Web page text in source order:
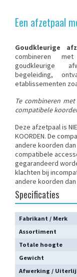
Een afzetpaal
Goudkleurige
combineren
goudkleurige
begeleiding,
etablissementen
Te combineren
compatibele
Deze afzetpaal is
KOORDEN. De
andere koorden
compatibele
gegarandeerd
klachten bij
andere koorden
Specificaties
Fabrikant / Merk
Assortiment
Totale hoogte
Gewicht
Afwerking /